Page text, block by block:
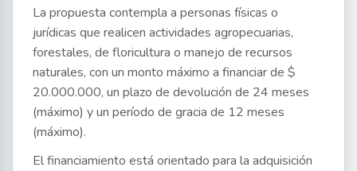
La propuesta contempla a personas físicas o
jurídicas que realicen actividades agropecuarias,
forestales, de floricultura o manejo de recursos
naturales, con un monto máximo a financiar de $
20.000.000, un plazo de devolución de 24 meses
(máximo) y un período de gracia de 12 meses
(máximo).
El financiamiento está orientado para la adquisición